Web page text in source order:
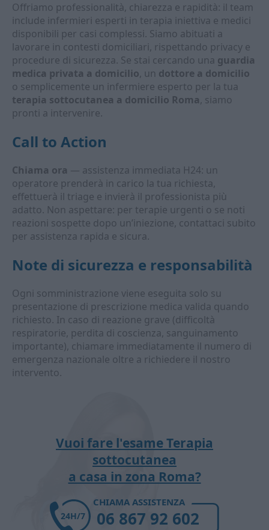
Offriamo professionalità, chiarezza e rapidità: il team
include infermieri esperti in terapia iniettiva e medici
disponibili per casi complessi. Siamo abituati a
lavorare in contesti domiciliari, rispettando privacy e
procedure di sicurezza. Se stai cercando una guardia
medica privata a domicilio, un dottore a domicilio
o semplicemente un infermiere esperto per la tua
terapia sottocutanea a domicilio Roma, siamo
pronti a intervenire.
Call to Action
Chiama ora — assistenza immediata H24: un
operatore prenderà in carico la tua richiesta,
effettuerà il triage e invierà il professionista più
adatto. Non aspettare: per terapie urgenti o se noti
reazioni sospette dopo un’iniezione, contattaci subito
per assistenza rapida e sicura.
Note di sicurezza e responsabilità
Ogni somministrazione viene eseguita solo su
presentazione di prescrizione medica valida quando
richiesto. In caso di reazione grave (difficoltà
respiratorie, perdita di coscienza, sanguinamento
importante), chiamare immediatamente il numero di
emergenza nazionale oltre a richiedere il nostro
intervento.
Vuoi fare l'esame Terapia
sottocutanea
a casa in zona Roma?
CHIAMA ASSISTENZA
06 867 92 602
24H/7